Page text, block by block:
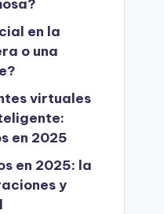
en la
o una
virtuales
en 2025
en 2025: la
y